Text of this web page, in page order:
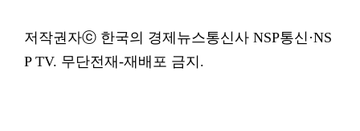
저작권자ⓒ 한국의 경제뉴스통신사 NSP통신·NS
P TV. 무단전재-재배포 금지.